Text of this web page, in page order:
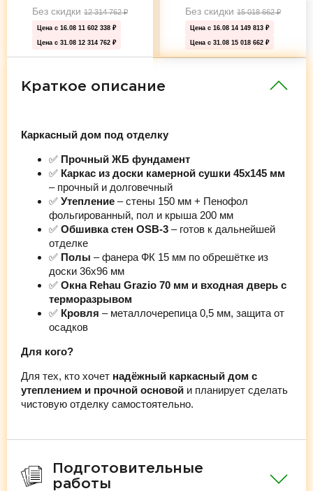
Без скидки 12 314 762₽
Цена с 16.08 11 602 338 ₽
Цена с 31.08 12 314 762 ₽
Без скидки 15 018 662₽
Цена с 16.08 14 149 813 ₽
Цена с 31.08 15 018 662 ₽
Краткое описание
Каркасный дом под отделку
✅ Прочный ЖБ фундамент
✅ Каркас из доски камерной сушки 45х145 мм
– прочный и долговечный
✅ Утепление – стены 150 мм + Пенофол
фольгированный, пол и крыша 200 мм
✅ Обшивка стен OSB-3 – готов к дальнейшей
отделке
✅ Полы – фанера ФК 15 мм по обрешётке из
доски 36х96 мм
✅ Окна Rehau Grazio 70 мм и входная дверь с
терморазрывом
✅ Кровля – металлочерепица 0,5 мм, защита от
осадков
Для кого?
Для тех, кто хочет надёжный каркасный дом с
утеплением и прочной основой и планирует сделать
чистовую отделку самостоятельно.
Подготовительные
работы